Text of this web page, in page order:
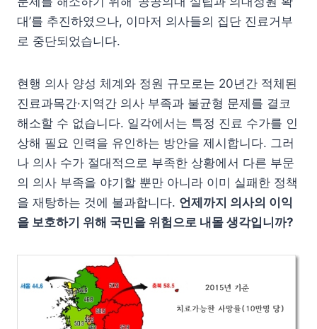
대’를 추진하였으나, 이마저 의사들의 집단 진료거부
로 중단되었습니다.
현행 의사 양성 체계와 정원 규모로는 20년간 적체된
진료과목간·지역간 의사 부족과 불균형 문제를 결코
해소할 수 없습니다. 일각에서는 특정 진료 수가를 인
상해 필요 인력을 유인하는 방안을 제시합니다. 그러
나 의사 수가 절대적으로 부족한 상황에서 다른 부문
의 의사 부족을 야기할 뿐만 아니라 이미 실패한 정책
을 재탕하는 것에 불과합니다. 언제까지 의사의 이익
을 보호하기 위해 국민을 위험으로 내몰 생각입니까?